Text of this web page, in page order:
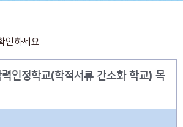
인하세요.
인정학교(학적서류 간소화 학교) 목